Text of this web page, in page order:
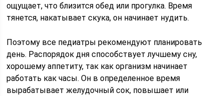
ощущает, что близится обед или прогулка. Время
тянется, накатывает скука, он начинает нудить.
Поэтому все педиатры рекомендуют планировать
день. Распорядок дня способствует лучшему сну,
хорошему аппетиту, так как организм начинает
работать как часы. Он в определенное время
вырабатывает желудочный сок, повышает или